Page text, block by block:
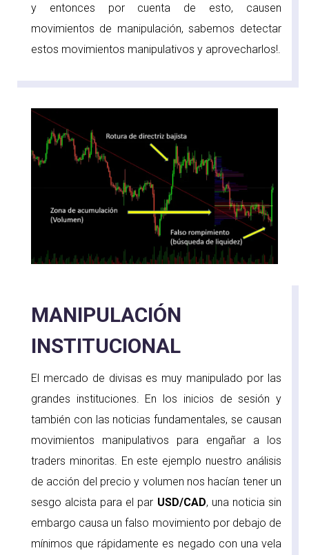
y entonces por cuenta de esto, causen
movimientos de manipulación, sabemos detectar
estos movimientos manipulativos y aprovecharlos!.
MANIPULACIÓN
INSTITUCIONAL
El mercado de divisas es muy manipulado por las
grandes instituciones. En los inicios de sesión y
también con las noticias fundamentales, se causan
movimientos manipulativos para engañar a los
traders minoritas. En este ejemplo nuestro análisis
de acción del precio y volumen nos hacían tener un
sesgo alcista para el par USD/CAD, una noticia sin
embargo causa un falso movimiento por debajo de
mínimos que rápidamente es negado con una vela